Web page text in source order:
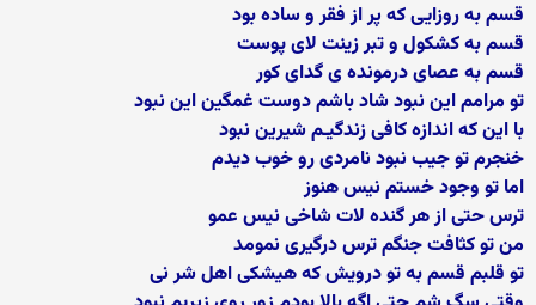
قسم به روزایی که پر از فقر و ساده بود
قسم به كشكول و تبر زینت لای پوست
قسم به عصای درمونده ی گدای کور
تو مرامم این نبود شاد باشم دوست غمگین این نبود
با این که اندازه کافی زندگیـم شیرین نبود
خنجرم تو جیب نبود نامردی رو خوب دیدم
اما تو وجود خستم نیس هنوز
ترس حتی از هر گنده لات شاخی نیس عمو
من تو کثافت جنگم ترس درگیری نمومد
تو قلبم قسم به تو درویش که هیشکی اهل شر نی